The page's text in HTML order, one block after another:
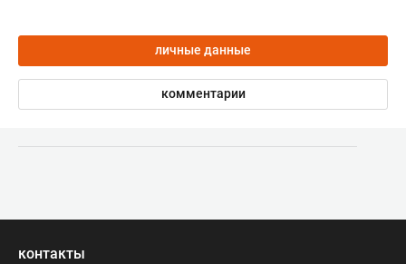
личные данные
комментарии
контакты